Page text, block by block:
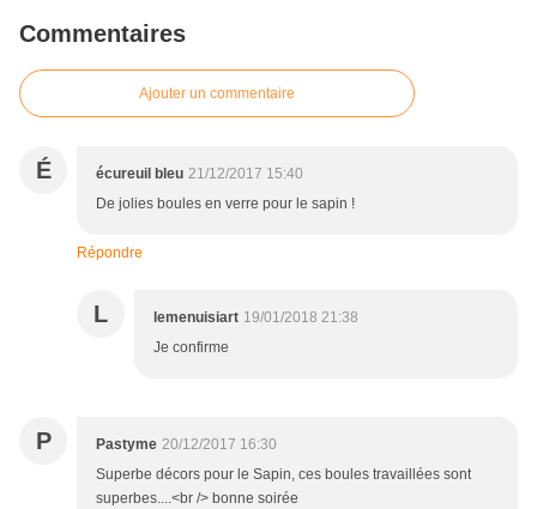
Commentaires
Ajouter un commentaire
É écureuil bleu 21/12/2017 15:40
De jolies boules en verre pour le sapin !
Répondre
L lemenuisiart 19/01/2018 21:38
Je confirme
P Pastyme 20/12/2017 16:30
Superbe décors pour le Sapin, ces boules travaillées sont
superbes....<br /> bonne soirée